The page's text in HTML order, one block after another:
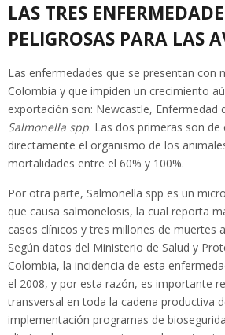
LAS TRES
PELIGROSAS PARA LAS
Las enfermedades que se presentan con
Colombia y que impiden un crecimiento
exportación son: Newcastle, Enfermedad
Salmonella spp. Las dos primeras son
directamente el organismo de los
mortalidades entre el 60% y 100%.
Por otra parte, Salmonella spp es un
que causa salmonelosis, la cual reporta
casos clínicos y tres millones de muertes
Según datos del Ministerio de Salud y
Colombia, la incidencia de esta
el 2008, y por esta razón, es importante
transversal en toda la cadena productiva
implementación programas de